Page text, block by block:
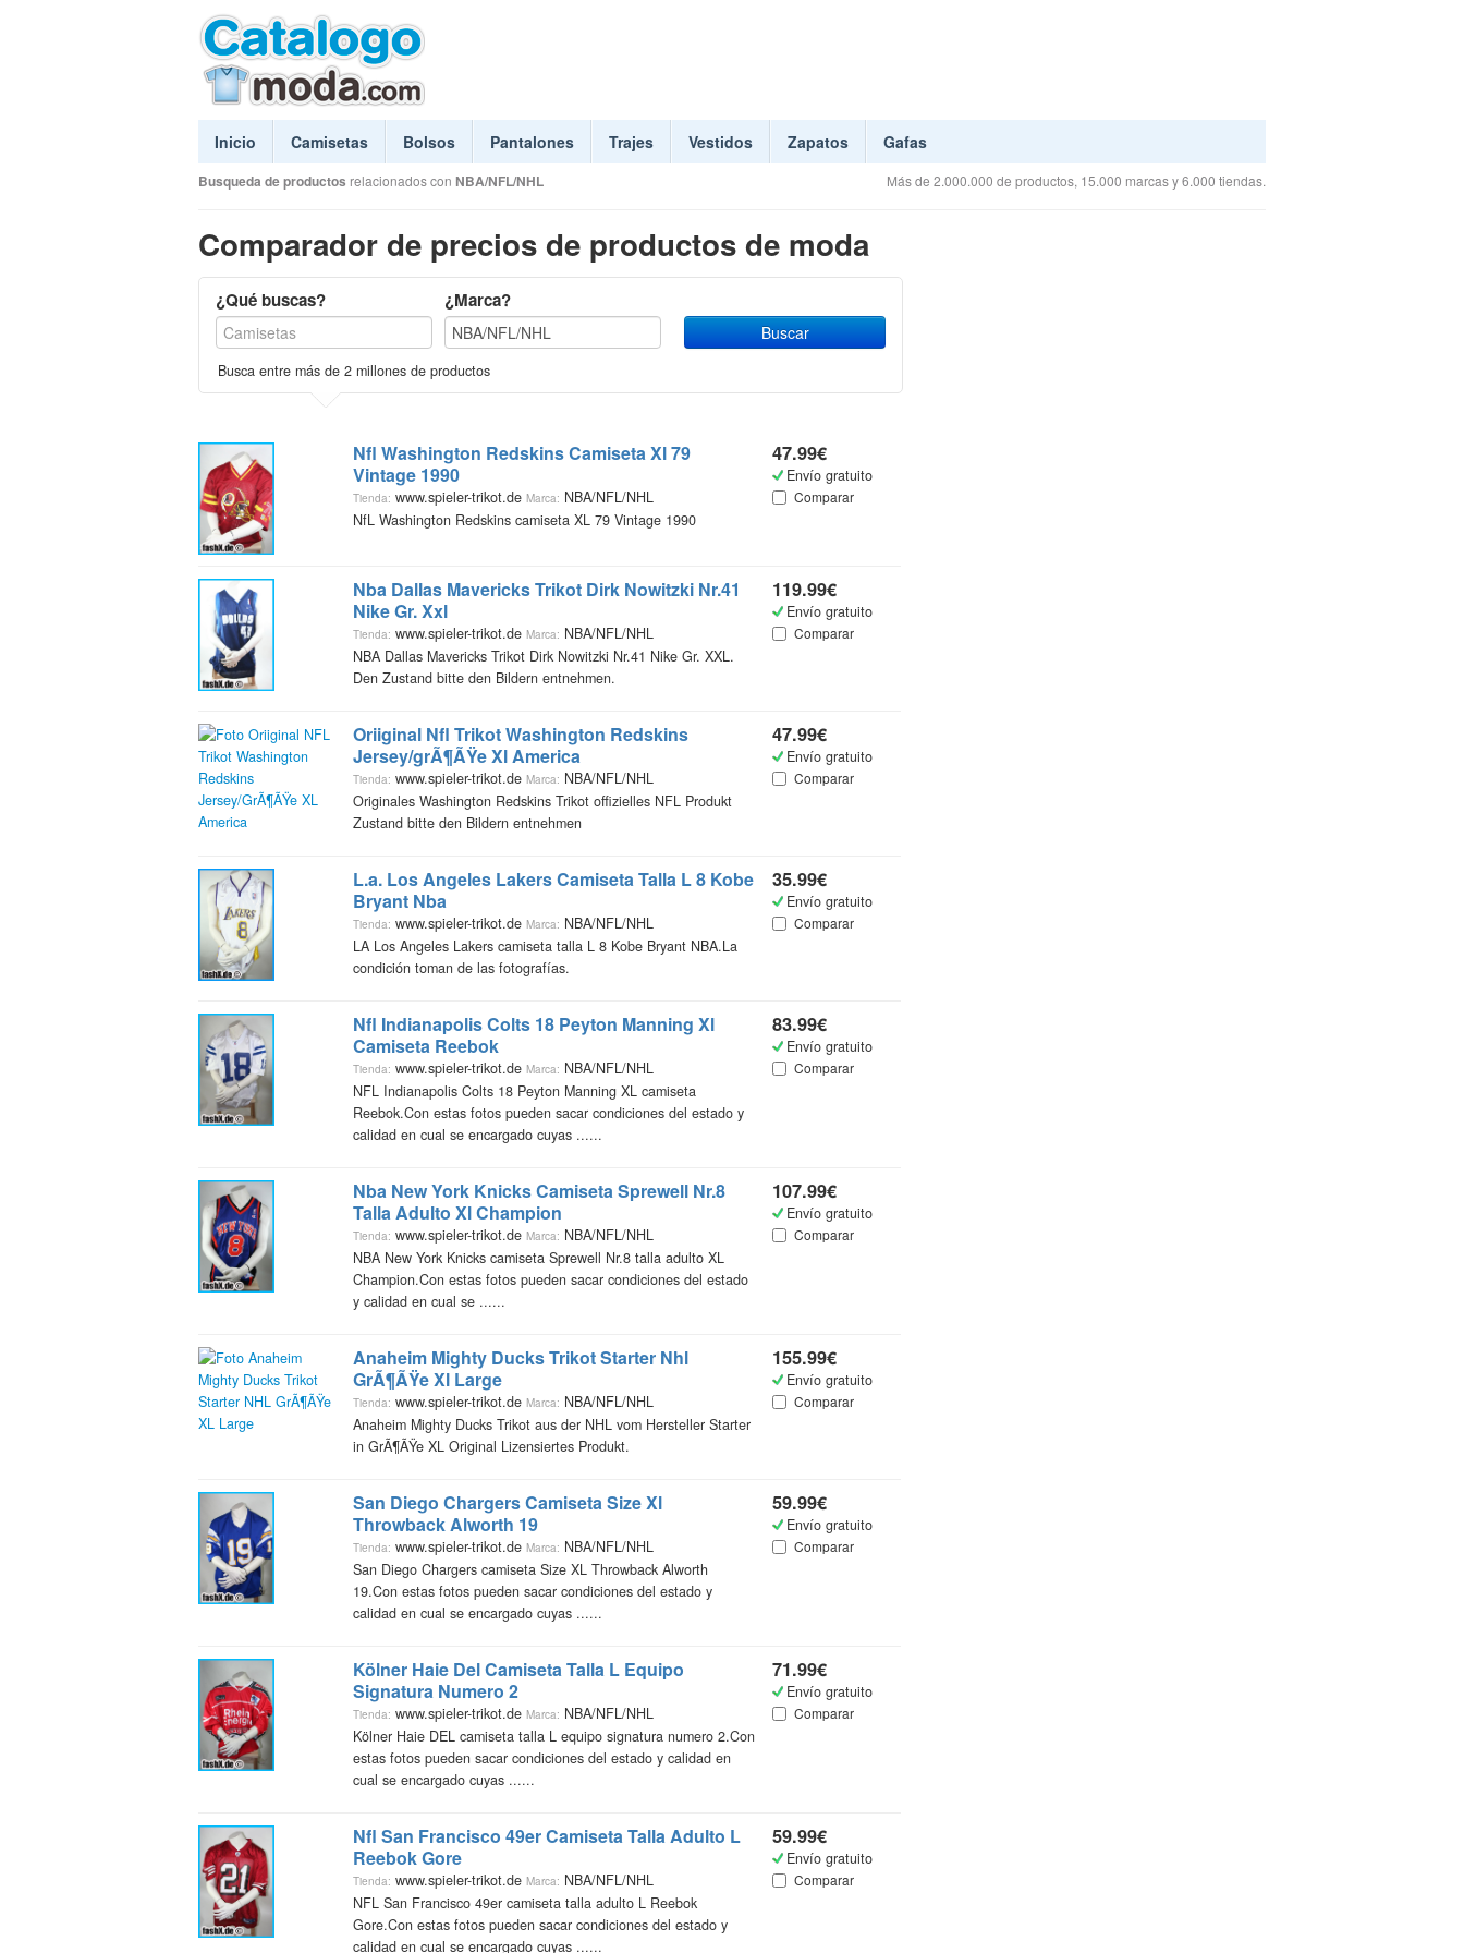
Inicio Camisetas Bolsos Pantalones Trajes Vestidos Zapatos Gafas
Busqueda de productos relacionados con NBA/NFL/NHL Más de 2.000.000 de productos, 15.000 marcas y 6.000 tiendas.
Comparador de precios de productos de moda
¿Qué buscas? ¿Marca?
Busca entre más de 2 millones de productos
Nfl Washington Redskins Camiseta Xl 79
Vintage 1990
Tienda: www.spieler-trikot.de Marca: NBA/NFL/NHL
NfL Washington Redskins camiseta XL 79 Vintage 1990
47.99€
Envío gratuito
Comparar
Nba Dallas Mavericks Trikot Dirk Nowitzki Nr.41
Nike Gr. Xxl
Tienda: www.spieler-trikot.de Marca: NBA/NFL/NHL
NBA Dallas Mavericks Trikot Dirk Nowitzki Nr.41 Nike Gr. XXL.
Den Zustand bitte den Bildern entnehmen.
119.99€
Envío gratuito
Comparar
Oriiginal Nfl Trikot Washington Redskins
Jersey/grÃ¶ÃŸe Xl America
Tienda: www.spieler-trikot.de Marca: NBA/NFL/NHL
Originales Washington Redskins Trikot offizielles NFL Produkt
Zustand bitte den Bildern entnehmen
47.99€
Envío gratuito
Comparar
L.a. Los Angeles Lakers Camiseta Talla L 8 Kobe
Bryant Nba
Tienda: www.spieler-trikot.de Marca: NBA/NFL/NHL
LA Los Angeles Lakers camiseta talla L 8 Kobe Bryant NBA.La
condición toman de las fotografías.
35.99€
Envío gratuito
Comparar
Nfl Indianapolis Colts 18 Peyton Manning Xl
Camiseta Reebok
Tienda: www.spieler-trikot.de Marca: NBA/NFL/NHL
NFL Indianapolis Colts 18 Peyton Manning XL camiseta
Reebok.Con estas fotos pueden sacar condiciones del estado y
calidad en cual se encargado cuyas ......
83.99€
Envío gratuito
Comparar
Nba New York Knicks Camiseta Sprewell Nr.8
Talla Adulto Xl Champion
Tienda: www.spieler-trikot.de Marca: NBA/NFL/NHL
NBA New York Knicks camiseta Sprewell Nr.8 talla adulto XL
Champion.Con estas fotos pueden sacar condiciones del estado
y calidad en cual se ......
107.99€
Envío gratuito
Comparar
Anaheim Mighty Ducks Trikot Starter Nhl
GrÃ¶ÃŸe Xl Large
Tienda: www.spieler-trikot.de Marca: NBA/NFL/NHL
Anaheim Mighty Ducks Trikot aus der NHL vom Hersteller Starter
in GrÃ¶ÃŸe XL Original Lizensiertes Produkt.
155.99€
Envío gratuito
Comparar
San Diego Chargers Camiseta Size Xl
Throwback Alworth 19
Tienda: www.spieler-trikot.de Marca: NBA/NFL/NHL
San Diego Chargers camiseta Size XL Throwback Alworth
19.Con estas fotos pueden sacar condiciones del estado y
calidad en cual se encargado cuyas ......
59.99€
Envío gratuito
Comparar
Kölner Haie Del Camiseta Talla L Equipo
Signatura Numero 2
Tienda: www.spieler-trikot.de Marca: NBA/NFL/NHL
Kölner Haie DEL camiseta talla L equipo signatura numero 2.Con
estas fotos pueden sacar condiciones del estado y calidad en
cual se encargado cuyas ......
71.99€
Envío gratuito
Comparar
Nfl San Francisco 49er Camiseta Talla Adulto L
Reebok Gore
Tienda: www.spieler-trikot.de Marca: NBA/NFL/NHL
NFL San Francisco 49er camiseta talla adulto L Reebok
Gore.Con estas fotos pueden sacar condiciones del estado y
calidad en cual se encargado cuyas ......
59.99€
Envío gratuito
Comparar